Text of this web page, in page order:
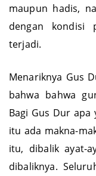
maupun hadis,
dengan kondisi
terjadi.
Menariknya Gus
bahwa bahwa
Bagi Gus Dur
itu ada makna-
itu, dibalik ayat-
dibaliknya.